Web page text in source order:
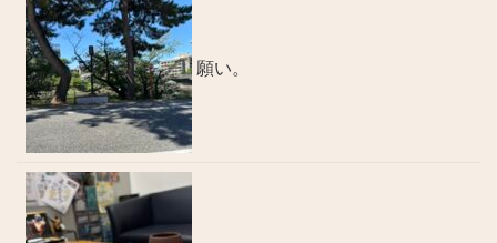
願い。